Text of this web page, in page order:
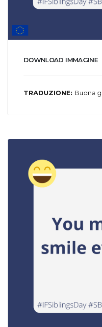
DOWNLOAD IMMAGINE
TRADUZIONE: Buona